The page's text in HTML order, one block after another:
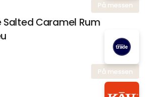
På messen
Salted Caramel Rum
På messen